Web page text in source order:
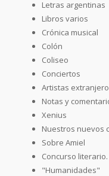
Letras argentinas
Libros varios
Crónica musical
Colón
Coliseo
Conciertos
Artistas
Notas y
Xenius
Nuestros nuevos
Sobre Amiel
Concurso
"Humanidades"